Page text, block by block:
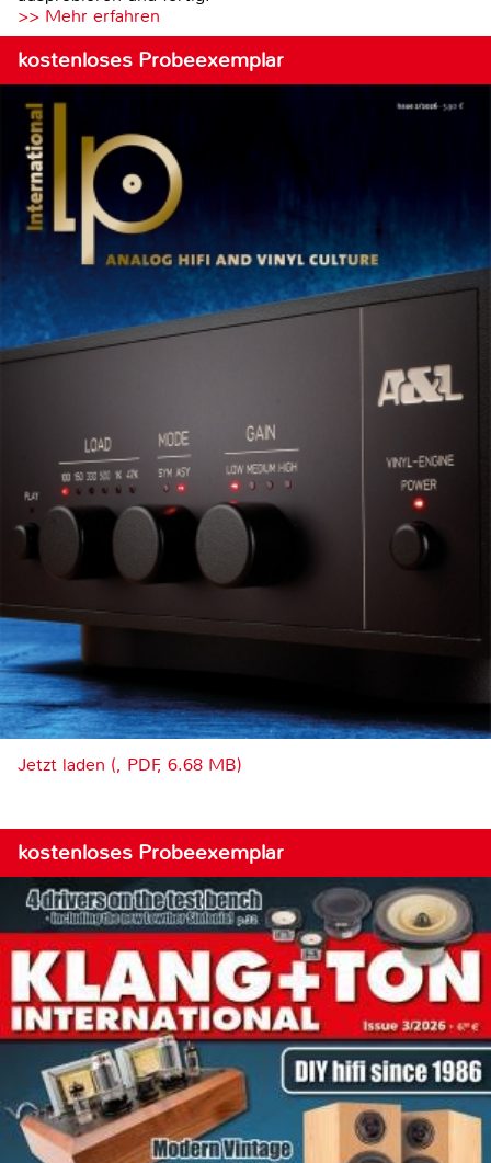
>> Mehr erfahren
kostenloses Probeexemplar
Jetzt laden (, PDF, 6.68 MB)
kostenloses Probeexemplar